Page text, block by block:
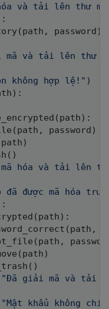
và tải lên thư
:
( path , password )
mã và tải lên thư
không hợp lệ!" )
) :
( path ) :
( path , password )
path )
( )
mã hóa và tải lên
đã được mã hóa
:
( path ) :
( path ,
( path ,
( path )
( )
"Đã giải mã và tải
"Mật khẩu không